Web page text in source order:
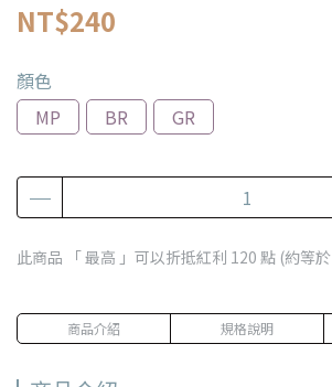
NT$240
顏色
MP
BR GR
此商品 「 最高 」可以折抵紅利 120 點 (約等於
商品介紹 規格說明